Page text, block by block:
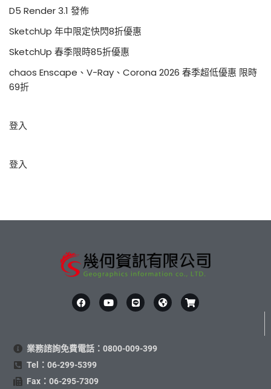
D5 Render 3.1 發佈
SketchUp 年中限定快閃8折優惠
SketchUp 春季限時85折優惠
chaos Enscape、V-Ray、Corona 2026 春季超低優惠 限時
69折
登入
登入
業務諮詢免費電話：0800-009-399
Tel：06-299-5399
Fax：06-295-7309